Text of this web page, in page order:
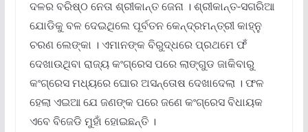
ଦଳର ବରିଷ୍ଠ ନେତା ଶ୍ରୀକାନ୍ତ ଜେନା । ଶ୍ରୀକାନ୍ତ-ସଗରିଆ
ଯୋଡିକୁ ବଳ ଦେଇଥିଲେ ପୂର୍ବତନ କେନ୍ଦ୍ରମନ୍ତ୍ରୀ କାହ୍ନୁ
ଚରଣ ଲେଙ୍କା । ଏମାନଙ୍କ ବିରୁଦ୍ଧରେ ପ୍ରଥମେ ଫଁ
ଦେଖାଉଥିବା ରାଜ୍ୟ କଂଗ୍ରେସ ପରେ ଲାଙ୍ଗୁଡ ଜାକିବାରୁ
କଂଗ୍ରେସ ମଧ୍ୟରେ ଘୋର ଅସନ୍ତୋଷ ଦେଖାଦେଲା । ଫଳ
ହେଲା ଏଇଆ ଯେ ଜଣଙ୍କ ପରେ ଜଣେ କଂଗ୍ରେସ ବିଧାୟକ
ଏବେ ବିଜେଡି ମୁହାଁ ହୋଇଛନ୍ତି ।